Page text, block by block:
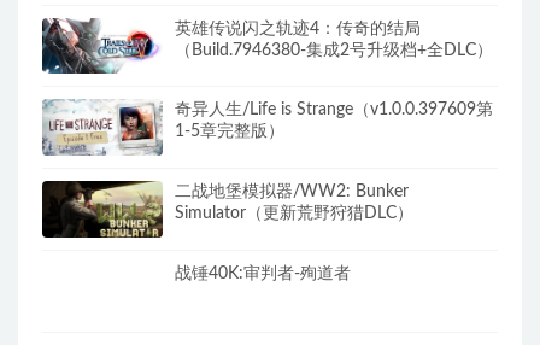
英雄传说闪之轨迹4：传奇的结局
（Build.7946380-集成2号升级档+全DLC）
奇异人生/Life is Strange（v1.0.0.397609第
1-5章完整版）
二战地堡模拟器/WW2: Bunker
Simulator（更新荒野狩猎DLC）
战锤40K:审判者-殉道者